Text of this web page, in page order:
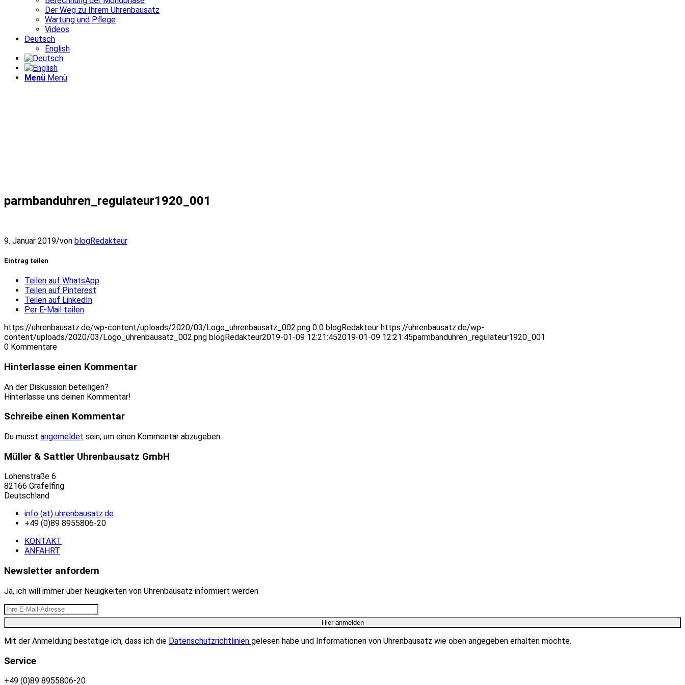
Der Weg zu Ihrem Uhrenbausatz
Wartung und Pflege
Videos
Deutsch
English
Menü Menü
parmbanduhren_regulateur1920_001
9. Januar 2019/von blogRedakteur
Eintrag teilen
Teilen auf WhatsApp
Teilen auf Pinterest
Teilen auf LinkedIn
Per E-Mail teilen
https://uhrenbausatz.de/wp-content/uploads/2020/03/Logo_uhrenbausatz_002.png 0 0 blogRedakteur https://uhrenbausatz.de/wp-
content/uploads/2020/03/Logo_uhrenbausatz_002.png blogRedakteur2019-01-09 12:21:452019-01-09 12:21:45parmbanduhren_regulateur1920_001
0 Kommentare
Hinterlasse einen Kommentar
An der Diskussion beteiligen?
Hinterlasse uns deinen Kommentar!
Schreibe einen Kommentar
Du musst angemeldet sein, um einen Kommentar abzugeben.
Müller & Sattler Uhrenbausatz GmbH
Lohenstraße 6
82166 Gräfelfing
Deutschland
info (at) uhrenbausatz.de
+49 (0)89 8955806-20
KONTAKT
ANFAHRT
Newsletter anfordern
Ja, ich will immer über Neuigkeiten von Uhrenbausatz informiert werden
Mit der Anmeldung bestätige ich, dass ich die Datenschutzrichtlinien gelesen habe und Informationen von Uhrenbausatz wie oben angegeben erhalten möchte.
Service
+49 (0)89 8955806-20